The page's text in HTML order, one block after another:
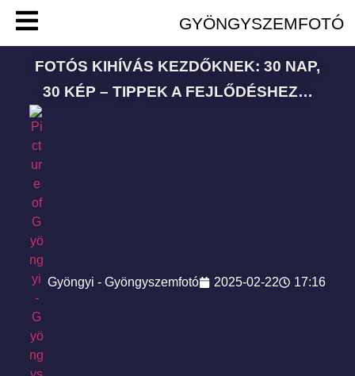
GYÖNGYSZEMFOTÓ
FOTÓS KIHÍVÁS KEZDŐKNEK: 30 NAP,
30 KÉP – TIPPEK A FEJLŐDÉSHEZ…
Gyöngyi - Gyöngyszemfotó 2025-02-22 17:16